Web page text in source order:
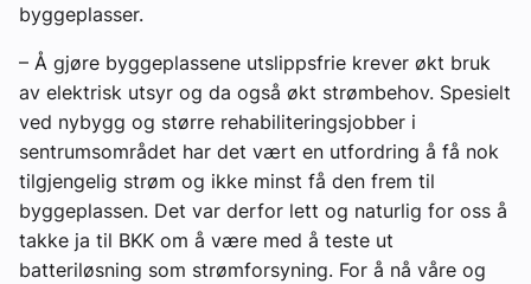
byggeplasser.
– Å gjøre byggeplassene utslippsfrie krever økt bruk
av elektrisk utsyr og da også økt strømbehov. Spesielt
ved nybygg og større rehabiliteringsjobber i
sentrumsområdet har det vært en utfordring å få nok
tilgjengelig strøm og ikke minst få den frem til
byggeplassen. Det var derfor lett og naturlig for oss å
takke ja til BKK om å være med å teste ut
batteriløsning som strømforsyning. For å nå våre og